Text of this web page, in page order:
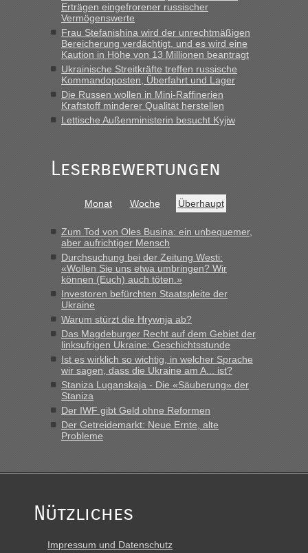
Erträgen eingefrorener russischer
Vermögenswerte
Frau Stefanishina wird der unrechtmäßigen
Bereicherung verdächtigt, und es wird eine
Kaution in Höhe von 13 Millionen beantragt
Ukrainische Streitkräfte treffen russische
Kommandoposten, Überfahrt und Lager
Die Russen wollen in Mini-Raffinerien
Kraftstoff minderer Qualität herstellen
Lettische Außenministerin besucht Kyjiw
Leserbewertungen
Monat Woche Überhaupt
Zum Tod von Oles Busina: ein unbequemer,
aber aufrichtiger Mensch
Durchsuchung bei der Zeitung Westi:
«Wollen Sie uns etwa umbringen? Wir
können (Euch) auch töten.»
Investoren befürchten Staatspleite der
Ukraine
Warum stürzt die Hrywnja ab?
Das Magdeburger Recht auf dem Gebiet der
linksufrigen Ukraine: Geschichtsstunde
Ist es wirklich so wichtig, in welcher Sprache
wir sagen, dass die Ukraine am A... ist?
Staniza Luganskaja - Die «Säuberung» der
Staniza
Der IWF gibt Geld ohne Reformen
Der Getreidemarkt: Neue Ernte, alte
Probleme
Nützliches
Impressum und Datenschutz